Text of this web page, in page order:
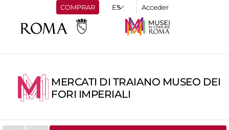
COMPRAR Acceder
MERCATI DI TRAIANO MUSEO DEI
FORI IMPERIALI